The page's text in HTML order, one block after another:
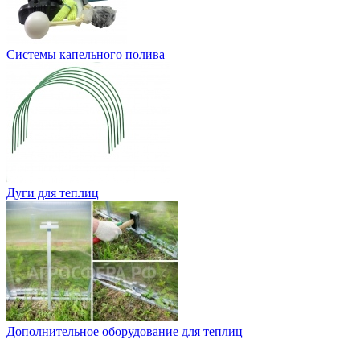
Системы капельного полива
Дуги для теплиц
Дополнительное оборудование для теплиц